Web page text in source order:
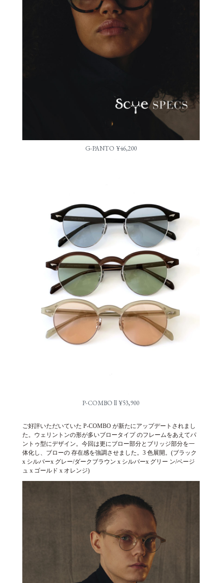
G-PANTO ¥46,200
P-COMBO ll ¥53,900
ご好評いただいていた P-COMBO が新たにアップデートされまし
た。ウェリントンの形が多いブロータイプ のフレームをあえてパ
ントゥ型にデザイン。今回は更にブロー部分とブリッジ部分を一
体化し、ブローの 存在感を強調させました。3 色展開。(ブラック
x シルバーx グレー/ダークブラウン x シルバーx グリー ン/ベージ
ュ x ゴールド x オレンジ)